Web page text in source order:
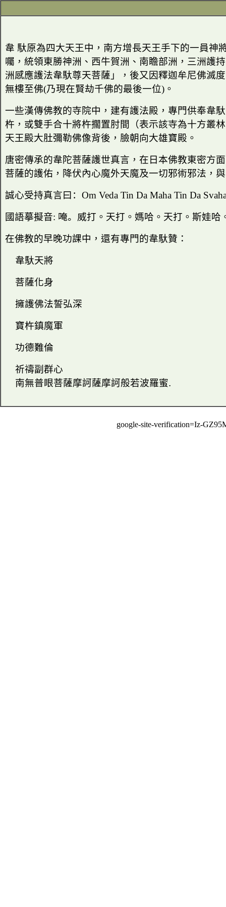
韋 馱原為四大天王中，南方增長天王手下的一員神
囑，統領東勝神洲、西牛賀洲、南瞻部洲，三洲護
洲感應護法韋馱尊天菩薩」，後又因釋迦牟尼佛滅
無樓至佛(乃現在賢劫千佛的最後一位)。
一些漢傳佛教的寺院中，建有護法殿，專門供奉韋
杵，或雙手合十將杵擱置肘間（表示該寺為十方叢
天王殿大肚彌勒佛像背後，臉朝向大雄寶殿。
唐密傳承的韋陀菩薩護世真言，在日本佛教東密方
菩薩的護佑，降伏內心魔外天魔及一切邪術邪法，
誠心受持真言曰： Om Veda Tin Da Maha Tin Da
國語摹擬音: 唵。 威打。天打。媽哈。天打。斯娃哈
在佛教的早晚功課中，還有專門的韋馱贊：
韋馱天將
菩薩化身
擁護佛法誓弘深
寶杵鎮魔軍
功德難倫
祈禱副群心
南無普眼菩薩摩訶薩摩訶般若波羅蜜.
google-site-verification=Iz-